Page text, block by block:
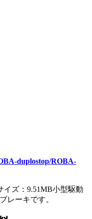
duplostop/ROBA-
イズ：9.51MB小型駆動
レーキです。